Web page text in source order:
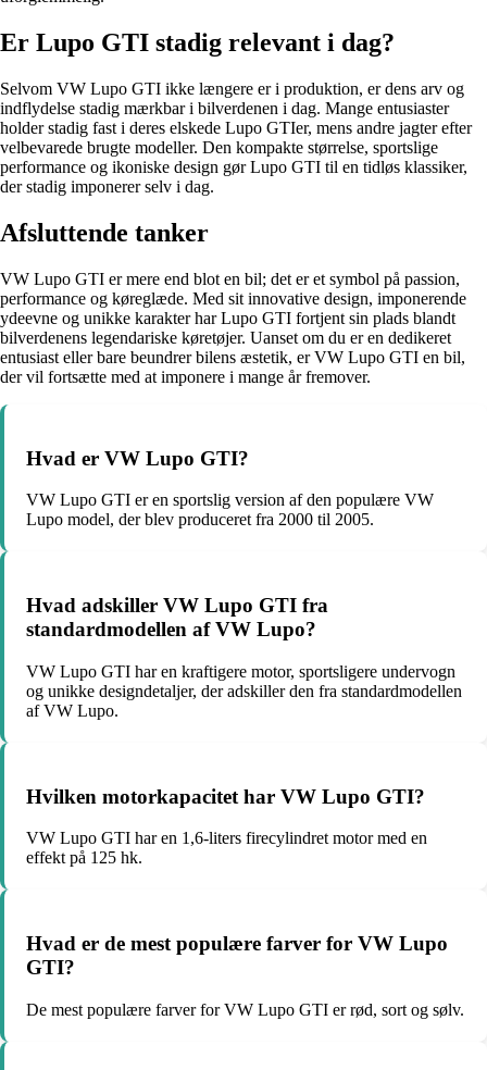
Er Lupo GTI stadig relevant i dag?
Selvom VW Lupo GTI ikke længere er i produktion, er dens arv og
indflydelse stadig mærkbar i bilverdenen i dag. Mange entusiaster
holder stadig fast i deres elskede Lupo GTIer, mens andre jagter efter
velbevarede brugte modeller. Den kompakte størrelse, sportslige
performance og ikoniske design gør Lupo GTI til en tidløs klassiker,
der stadig imponerer selv i dag.
Afsluttende tanker
VW Lupo GTI er mere end blot en bil; det er et symbol på passion,
performance og køreglæde. Med sit innovative design, imponerende
ydeevne og unikke karakter har Lupo GTI fortjent sin plads blandt
bilverdenens legendariske køretøjer. Uanset om du er en dedikeret
entusiast eller bare beundrer bilens æstetik, er VW Lupo GTI en bil,
der vil fortsætte med at imponere i mange år fremover.
Hvad er VW Lupo GTI?
VW Lupo GTI er en sportslig version af den populære VW
Lupo model, der blev produceret fra 2000 til 2005.
Hvad adskiller VW Lupo GTI fra
standardmodellen af VW Lupo?
VW Lupo GTI har en kraftigere motor, sportsligere undervogn
og unikke designdetaljer, der adskiller den fra standardmodellen
af VW Lupo.
Hvilken motorkapacitet har VW Lupo GTI?
VW Lupo GTI har en 1,6-liters firecylindret motor med en
effekt på 125 hk.
Hvad er de mest populære farver for VW Lupo
GTI?
De mest populære farver for VW Lupo GTI er rød, sort og sølv.